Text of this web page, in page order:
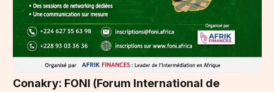
Conakry: FONI (Forum International de